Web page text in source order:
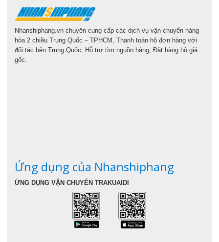
Nhanshiphang.vn chuyên cung cấp các dịch vụ vận chuyển hàng
hóa 2 chiều Trung Quốc – TPHCM, Thanh toán hộ đơn hàng với
đối tác bên Trung Quốc, Hỗ trợ tìm nguồn hàng, Đặt hàng hộ giá
gốc.
Ứng dụng của Nhanshiphang
ỨNG DỤNG VẬN CHUYỂN TRAKUAIDI